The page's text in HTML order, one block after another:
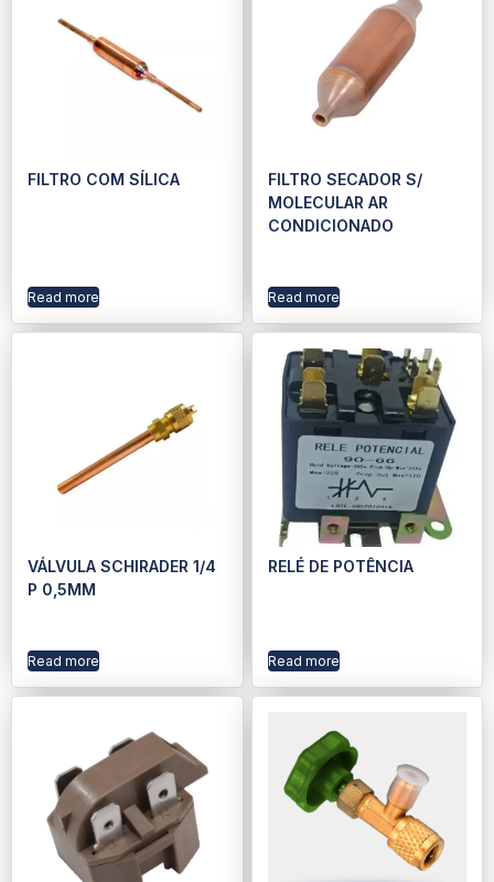
FILTRO COM SÍLICA
Read more
FILTRO SECADOR S/
MOLECULAR AR
CONDICIONADO
Read more
VÁLVULA SCHIRADER 1/4
P 0,5MM
Read more
RELÉ DE POTÊNCIA
Read more